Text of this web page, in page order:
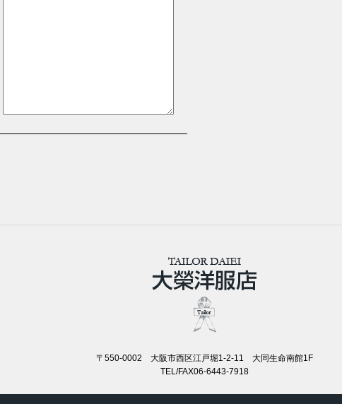
〒550-0002 大阪市西区江戸堀1-2-11 大同生命南館1F
TEL/FAX06-6443-7918